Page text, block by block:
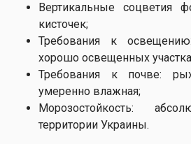
Вертикальные соцветия
кисточек;
Требования к
хорошо освещенных
Требования к почве:
умеренно влажная;
Морозостойкость:
территории Украины.